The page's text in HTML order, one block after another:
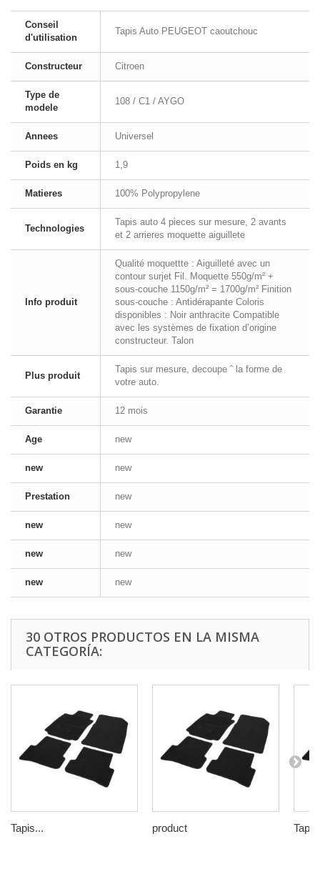
Conseil
d'utilisation
Tapis Auto PEUGEOT caoutchouc
Constructeur Citroen
Type de
modele
108 / C1 / AYGO
Annees Universel
Poids en kg 1,9
Matieres 100% Polypropylene
Technologies
Tapis auto 4 pieces sur mesure, 2 avants
et 2 arrieres moquette aiguillete
Info produit
Qualité moquettte : Aiguilleté avec un
contour surjet Fil. Moquette 550g/m² +
sous-couche 1150g/m² = 1700g/m² Finition
sous-couche : Antidérapante Coloris
disponibles : Noir anthracite Compatible
avec les systèmes de fixation d’origine
constructeur. Talon
Plus produit
Tapis sur mesure, decoupe ˆ la forme de
votre auto.
Garantie 12 mois
Age new
new new
Prestation new
new new
new new
new new
30 OTROS PRODUCTOS EN LA MISMA
CATEGORÍA:
Tapis... product